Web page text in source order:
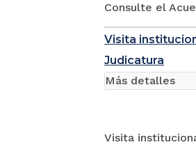
Consulte el
Visita
Judicatura
Visita
Más detalles